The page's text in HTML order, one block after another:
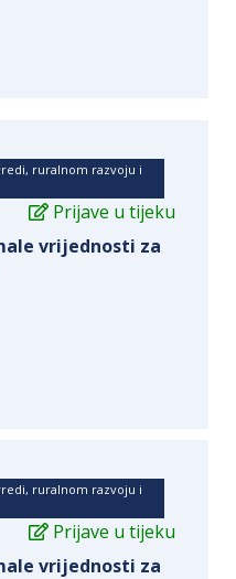
ruralnom razvoju i
Prijave u tijeku
vrijednosti za
ruralnom razvoju i
Prijave u tijeku
vrijednosti za